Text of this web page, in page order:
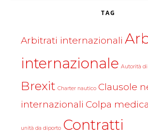
TAG
Arbitrati internazionali
internazionale Autorità di
Brexit Charter nautico Clausole
internazionali Colpa medica
unità da diporto Contratti